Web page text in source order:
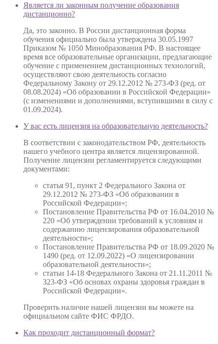
Является ли законным получение образования
дистанционно?
Да, это законно. В России дистанционная форма
обучения официально была утверждена 30.05.1997
Приказом № 1050 Минобразования РФ. В настоящее
время все образовательные организации, предлагающие
обучение с применением дистанционных технологий,
осуществляют свою деятельность согласно
Федеральному Закону от 29.12.2012 № 273-ФЗ (ред. от
08.08.2024) «Об образовании в Российской Федерации»
(с изменениями и дополнениями, вступившими в силу с
01.09.2024).
У вас есть лицензия на образовательную деятельность?
В соответствии с законодательством РФ, деятельность
нашего учебного центра является лицензированной.
Получение лицензии регламентируется следующими
документами:
статья 91, пункт 2 Федерального Закона от
29.12.2012 № 273-ФЗ «Об образовании в
Российской Федерации»;
Постановление Правительства РФ от 16.04.2010 №
220 «Об утверждении требований к условиям и
содержанию лицензирования образовательной
деятельности»;
Постановление Правительства РФ от 18.09.2020 №
1490 (ред. от 12.09.2022) «О лицензировании
образовательной деятельности»;
статьи 14-18 Федерального Закона от 21.11.2011 №
323-ФЗ «Об основах охраны здоровья граждан в
Российской Федерации».
Проверить наличие нашей лицензии вы можете на
официальном сайте ФИС ФРДО.
Как проходит дистанционный формат?